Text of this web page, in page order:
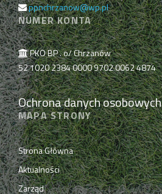
ppnchrzanow@wp.pl
NUMER KONTA
PKO BP . o/ Chrzanów
52 1020 2384 0000 9702 0062 4874
Ochrona danych osobowych
MAPA STRONY
Strona Główna
Aktualności
Zarząd